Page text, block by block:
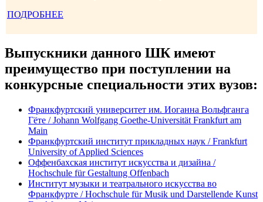
ПОДРОБНЕЕ
Выпускники данного ШК имеют
преимущество при поступлении на
конкурсные специальности этих вузов:
Франкфуртский университет им. Иоганна Вольфганга
Гёте / Johann Wolfgang Goethe-Universität Frankfurt am
Main
Франкфуртский институт прикладных наук / Frankfurt
University of Applied Sciences
Оффенбахская институт искусства и дизайна /
Hochschule für Gestaltung Offenbach
Институт музыки и театрального искусства во
Франкфурте / Hochschule für Musik und Darstellende Kunst